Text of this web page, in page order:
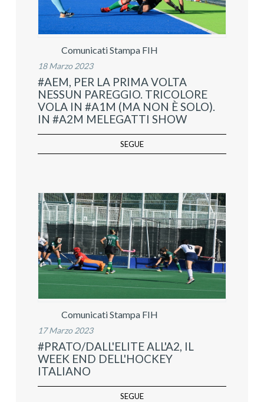
Comunicati Stampa FIH
18 Marzo 2023
#AEM, PER LA PRIMA VOLTA
NESSUN PAREGGIO. TRICOLORE
VOLA IN #A1M (MA NON È SOLO).
IN #A2M MELEGATTI SHOW
SEGUE
Comunicati Stampa FIH
17 Marzo 2023
#PRATO/DALL'ELITE ALL'A2, IL
WEEK END DELL'HOCKEY
ITALIANO
SEGUE